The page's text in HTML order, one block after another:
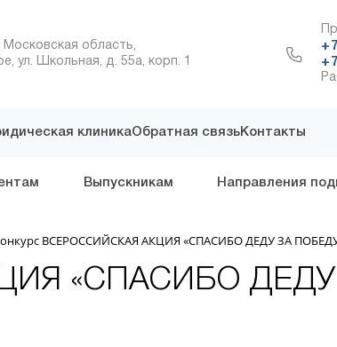
Московская область,
ул. Школьная, д. 55а, корп. 1
клиникаОбратная связьКонтакты
Выпускникам Направления
ВСЕРОССИЙСКАЯ АКЦИЯ «СПАСИБО ДЕДУ ЗА
«СПАСИБО